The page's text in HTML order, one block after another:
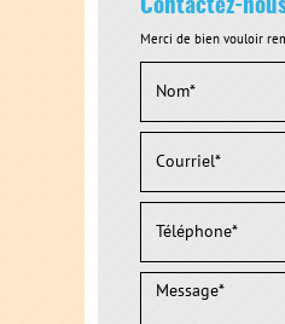
Contactez-
Merci de bien vouloir